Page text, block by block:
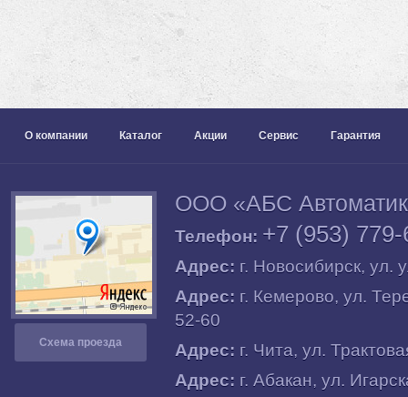
О компании Каталог Акции Сервис Гарантия
Схема проезда
ООО «АБС
Телефон: +7 (953)
Адрес: г. Новосибирск, ул.
Адрес: г. Кемерово, ул.
52-60
Адрес: г. Чита, ул.
Адрес: г. Абакан, ул.